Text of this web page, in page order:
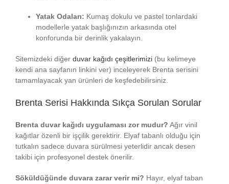
Yatak Odaları: Kumaş dokulu ve pastel tonlardaki
modellerle yatak başlığınızın arkasında otel
konforunda bir derinlik yakalayın.
Sitemizdeki diğer duvar kağıdı çeşitlerimizi(bu kelimeye
kendi ana sayfanın linkini ver) inceleyerek Brenta serisini
tamamlayacak yan ürünleri de keşfedebilirsiniz.
Brenta Serisi Hakkında Sıkça Sorulan Sorular
Brenta duvar kağıdı uygulaması zor mudur? Ağır vinil
kağıtlar özenli bir işçilik gerektirir. Elyaf tabanlı olduğu için
tutkalın sadece duvara sürülmesi yeterlidir ancak desen
takibi için profesyonel destek önerilir.
Söküldüğünde duvara zarar verir mi? Hayır, elyaf taban